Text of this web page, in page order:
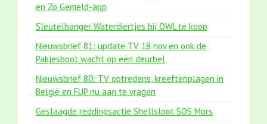
en Zo Gemeld-app
Sleutelhanger Waterdiertjes bij OWL te koop
Nieuwsbrief 81: update TV 18 nov en ook de
Pakjesboot wacht op een deurbel
Nieuwsbrief 80: TV optredens, kreeftenplagen in
België en FUP nu aan te vragen
Geslaagde reddingsactie Shellsloot SOS Mors